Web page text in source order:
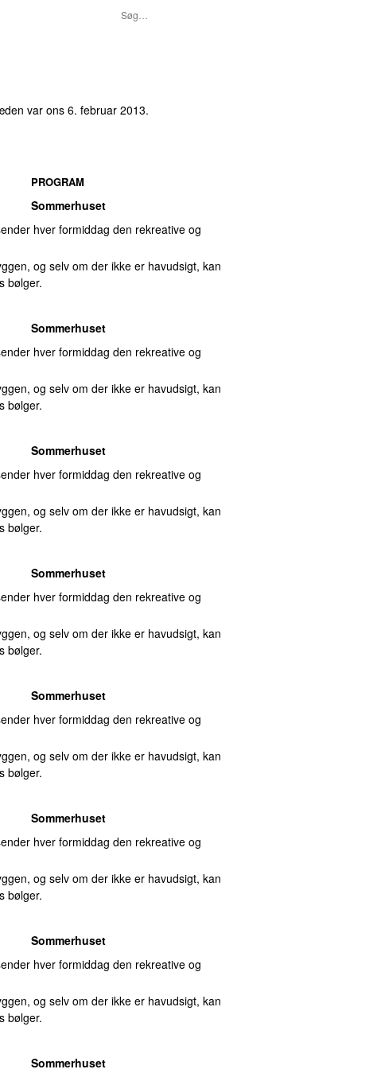
var ons 6. februar 2013.
PROGRAM
Sommerhuset
hver formiddag den rekreative og
og selv om der ikke er havudsigt, kan
bølger.
Sommerhuset
hver formiddag den rekreative og
og selv om der ikke er havudsigt, kan
bølger.
Sommerhuset
hver formiddag den rekreative og
og selv om der ikke er havudsigt, kan
bølger.
Sommerhuset
hver formiddag den rekreative og
og selv om der ikke er havudsigt, kan
bølger.
Sommerhuset
hver formiddag den rekreative og
og selv om der ikke er havudsigt, kan
bølger.
Sommerhuset
hver formiddag den rekreative og
og selv om der ikke er havudsigt, kan
bølger.
Sommerhuset
hver formiddag den rekreative og
og selv om der ikke er havudsigt, kan
bølger.
Sommerhuset